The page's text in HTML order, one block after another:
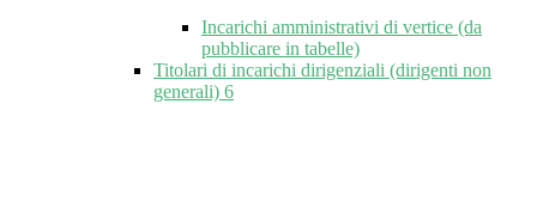
Incarichi amministrativi di vertice (da
pubblicare in tabelle)
Titolari di incarichi dirigenziali (dirigenti non
generali) 6